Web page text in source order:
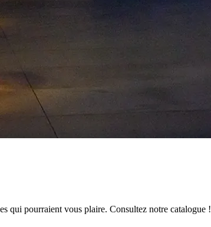
qui pourraient vous plaire. Consultez notre catalogue !